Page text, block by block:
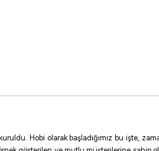
Hobi olarak başladığımız bu işte,